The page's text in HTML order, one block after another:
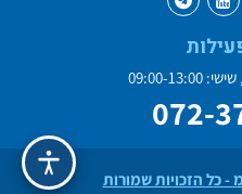
072-
כל הזכויות שמורות